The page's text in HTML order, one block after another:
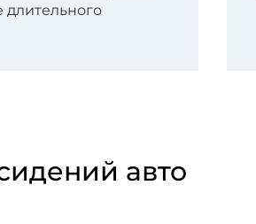
длительного
авто